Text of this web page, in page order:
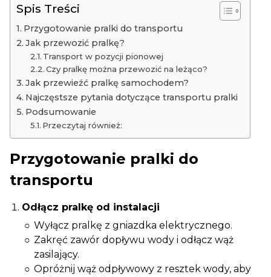
Spis Treści
Przygotowanie pralki do transportu
Jak przewozić pralkę?
Transport w pozycji pionowej
Czy pralkę można przewozić na leżąco?
Jak przewieźć pralkę samochodem?
Najczęstsze pytania dotyczące transportu pralki
Podsumowanie
Przeczytaj również:
Przygotowanie pralki do
transportu
Odłącz pralkę od instalacji
Wyłącz pralkę z gniazdka elektrycznego.
Zakręć zawór dopływu wody i odłącz wąż
zasilający.
Opróżnij wąż odpływowy z resztek wody, aby